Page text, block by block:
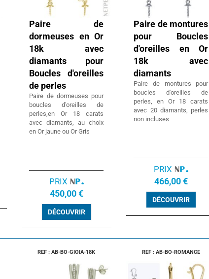
Paire de
dormeuses en Or
18k avec
diamants pour
Boucles d'oreilles
de perles
Paire de dormeuses pour
boucles d'oreilles de
perles,en Or 18 carats
avec diamants, au choix
en Or jaune ou Or Gris
PRIX
450,00 €
DÉCOUVRIR
Paire de montures
pour Boucles
d'oreilles en Or
18k avec
diamants
Paire de montures pour
boucles d'oreilles de
perles, en Or 18 carats
avec 20 diamants, perles
non incluses
PRIX
466,00 €
DÉCOUVRIR
REF : AB-BO-GIOIA-18K REF : AB-BO-ROMANCE